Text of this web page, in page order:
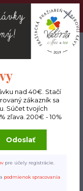
(Packeta BOX ), 50€
Zisti viac o našom
0
0 €
FRUITY
nad 40€. Stačí
zákazník sa
Súčet tvojích
zľava. 200€ - 10%
Odoslať
pre účely registrácie.
podmienok spracovania